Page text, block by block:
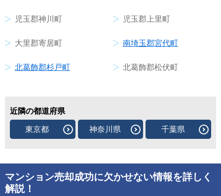
児玉郡神川町 児玉郡上里町
大里郡寄居町 南埼玉郡宮代町
北葛飾郡杉戸町 北葛飾郡松伏町
近隣の都道府県
東京都 神奈川県 千葉県
マンション売却成功に欠かせない情報を詳しく
解説！